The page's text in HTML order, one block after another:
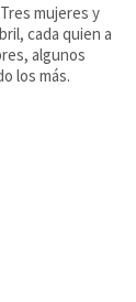
mujeres y
cada quien a
algunos
los más.